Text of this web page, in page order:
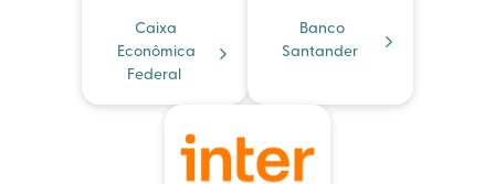
Caixa
Econômica
Federal
Banco
Santander